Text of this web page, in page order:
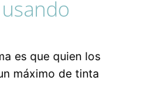
es que quien los
máximo de tinta